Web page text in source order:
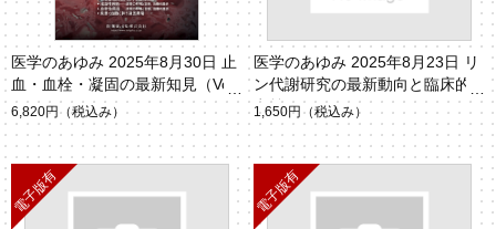
医学のあゆみ 2025年8月30日 止
血・血栓・凝固の最新知見（Vol.
294 No.9）
6,820円 （税込み）
医学のあゆみ 2025年8月23日 リ
ン代謝研究の最新動向と臨床的
意義（Vol.294 No.8）
1,650円 （税込み）